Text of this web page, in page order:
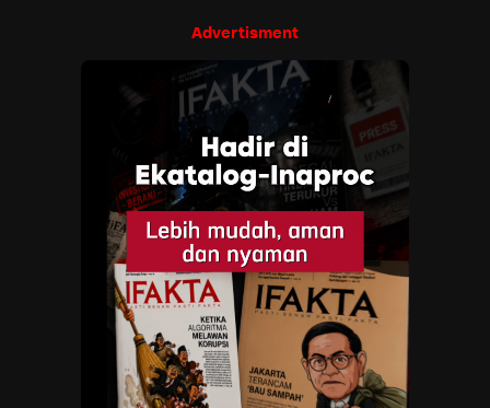
Advertisment